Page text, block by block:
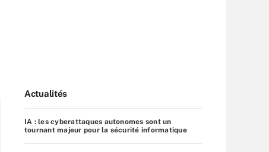
Actualités
IA : les cyberattaques autonomes sont un
tournant majeur pour la sécurité informatique